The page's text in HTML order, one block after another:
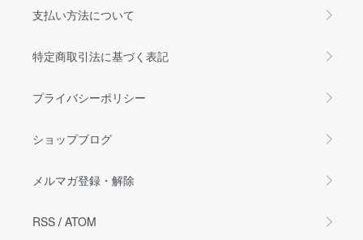
支払い方法について
特定商取引法に基づく表記
プライバシーポリシー
ショップブログ
メルマガ登録・解除
RSS / ATOM